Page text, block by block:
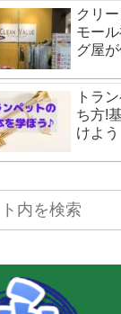
クリ
モー
グ屋が
トラ
ち方!
けよう